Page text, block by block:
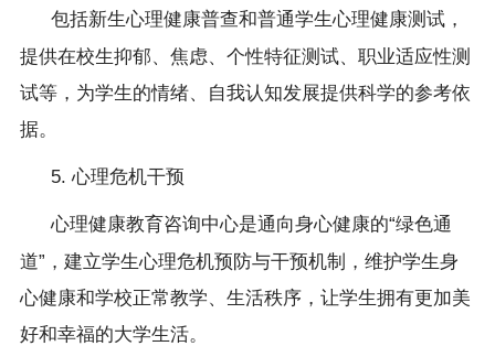
包括新生心理健康普查和普通学生心理健康测试，
提供在校生抑郁、焦虑、个性特征测试、职业适应性测
试等，为学生的情绪、自我认知发展提供科学的参考依
据。
5. 心理危机干预
心理健康教育咨询中心是通向身心健康的“绿色通
道”，建立学生心理危机预防与干预机制，维护学生身
心健康和学校正常教学、生活秩序，让学生拥有更加美
好和幸福的大学生活。